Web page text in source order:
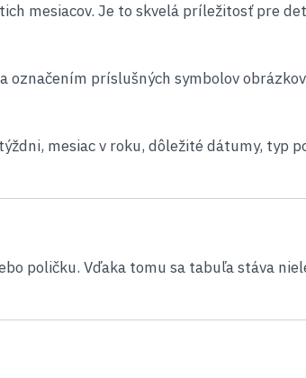
mesiacov. Je to skvelá príležitosť pre
príslušných symbolov
mesiac v roku, dôležité dátumy, typ
poličku. Vďaka tomu sa tabuľa stáva